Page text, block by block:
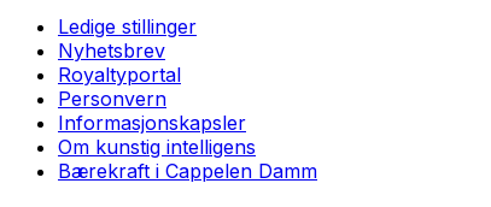
Ledige stillinger
Nyhetsbrev
Royaltyportal
Personvern
Informasjonskapsler
Om kunstig intelligens
Bærekraft i Cappelen Damm